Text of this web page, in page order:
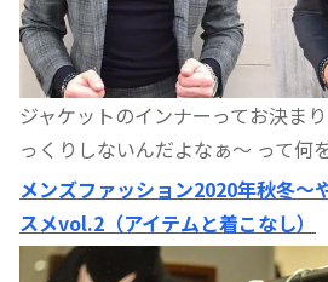
ジャケットのインナーってお決ま
っくりしないんだよなぁ〜 って何
メンズファッション2020年秋冬〜
スメvol.2（アイテムと着こなし）